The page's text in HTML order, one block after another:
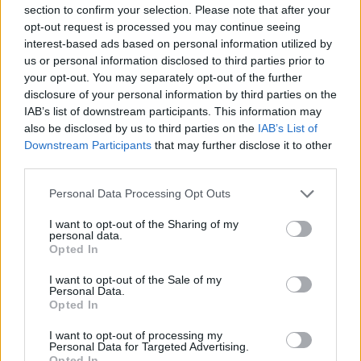
section to confirm your selection. Please note that after your
opt-out request is processed you may continue seeing
interest-based ads based on personal information utilized by
us or personal information disclosed to third parties prior to
your opt-out. You may separately opt-out of the further
disclosure of your personal information by third parties on the
IAB’s list of downstream participants. This information may
also be disclosed by us to third parties on the IAB’s List of
Downstream Participants that may further disclose it to other
Personal Data Processing Opt Outs
I want to opt-out of the Sharing of my
personal data.
Opted In
I want to opt-out of the Sale of my
Personal Data.
Opted In
I want to opt-out of processing my
Personal Data for Targeted Advertising.
špatně načasovaným renovacím
7.7.2026 | PRAHA ( Ekolist.cz
Diskuse: 2
Majitelé rodinných domů, kteří
se chystají na rekonstrukci,
získali od letošního května
nový nástroj, který jim má
pomoci vyhnout se zbytečným
chybám a špatně načasovaným investicím. Ministerstvo životního
prostředí letos připravilo systém renovačních pasů, které mají
sloužit jako efektivní plán modernizace domu a usnadnit cestu k
Jak čápi přežili horka a bouřky? Zapojte se do
sledování hnízd
Mláďata čápů v celém Česku
musela v minulých dnech čelit
bouřky a lijáky. Česká
společnost ornitologická (ČSO) vyzývá veřejnost, aby se zapojila do